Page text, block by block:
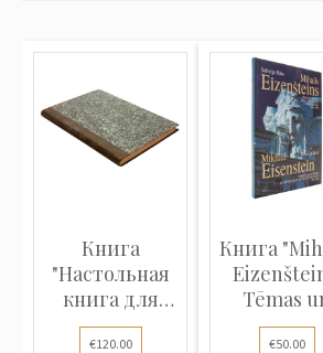
Книга
"Настольная
книга для
нотариусов"
€120.00
Книга
Tēmas
simboli...
€50.00